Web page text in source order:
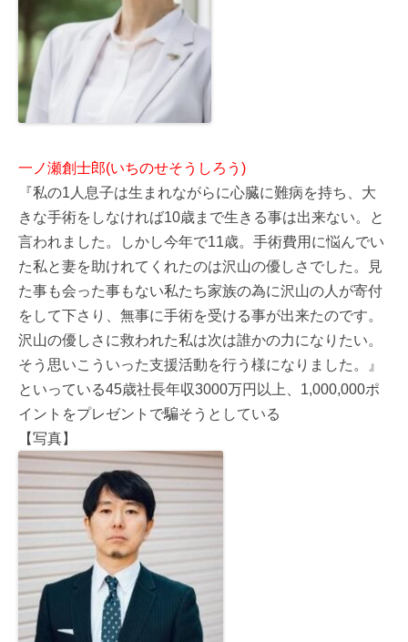
一ノ瀬創士郎(いちのせそうしろう)
『私の1人息子は生まれながらに心臓に難病を持ち、大
きな手術をしなければ10歳まで生きる事は出来ない。と
言われました。しかし今年で11歳。手術費用に悩んでい
た私と妻を助けれてくれたのは沢山の優しさでした。見
た事も会った事もない私たち家族の為に沢山の人が寄付
をして下さり、無事に手術を受ける事が出来たのです。
沢山の優しさに救われた私は次は誰かの力になりたい。
そう思いこういった支援活動を行う様になりました。』
といっている45歳社長年収3000万円以上、1,000,000ポ
イントをプレゼントで騙そうとしている
【写真】